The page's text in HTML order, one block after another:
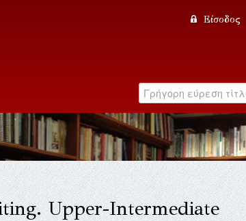
Είσοδος
Upper-Intermediate